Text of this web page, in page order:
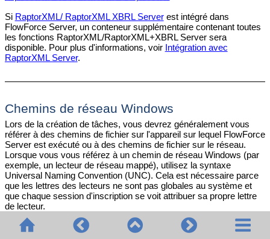
Si RaptorXML/ RaptorXML XBRL Serverest intégré dans
FlowForce Server, un conteneur supplémentaire contenant toutes
les fonctions RaptorXML/RaptorXML+XBRL Server sera
disponible. Pour plus d'informations, voir Intégration avec
RaptorXML Server.
Chemins de réseau Windows
Lors de la création de tâches, vous devrez généralement vous
référer à des chemins de fichier sur l'appareil sur lequel FlowForce
Server est exécuté ou à des chemins de fichier sur le réseau.
Lorsque vous vous référez à un chemin de réseau Windows (par
exemple, un lecteur de réseau mappé), utilisez la syntaxe
Universal Naming Convention (UNC). Cela est nécessaire parce
que les lettres des lecteurs ne sont pas globales au système et
que chaque session d'inscription se voit attribuer sa propre lettre
de lecteur.
L'UNC a la syntaxe suivante :